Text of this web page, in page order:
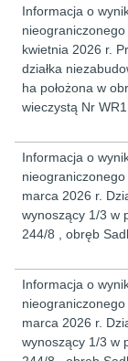
Informacja o
kwietnia 2026 r.
działka
ha położona w
wieczystą Nr
Informacja o
marca 2026 r.
wynoszący 1/3 w
244/8 , obręb
Informacja o
marca 2026 r.
wynoszący 1/3 w